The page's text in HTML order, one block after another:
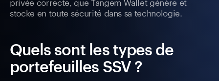
stocke en toute sécurité dans sa technologie.
Quels sont les types de
portefeuilles SSV ?